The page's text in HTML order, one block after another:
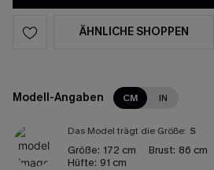
ÄHNLICHE SHOPPEN
Modell-Angaben CM IN
Das Model trägt die Größe: S
Größe: 172 cm Brust: 86 cm
Hüfte: 91 cm